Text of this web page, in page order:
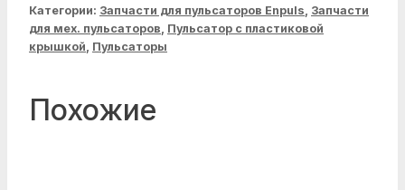
Категории: Запчасти для пульсаторов Enpuls, Запчасти
для мех. пульсаторов, Пульсатор с пластиковой
крышкой, Пульсаторы
Похожие